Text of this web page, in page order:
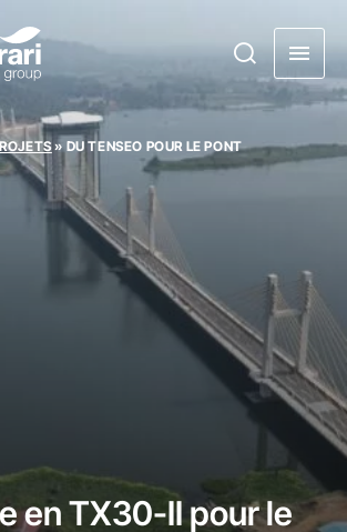
» DU TENSEO POUR LE PONT
en TX30-II pour le